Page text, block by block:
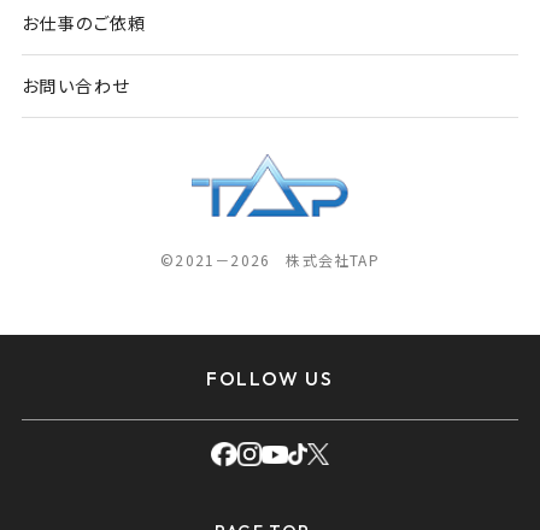
お仕事のご依頼
お問い合わせ
©2021－2026 株式会社TAP
FOLLOW US